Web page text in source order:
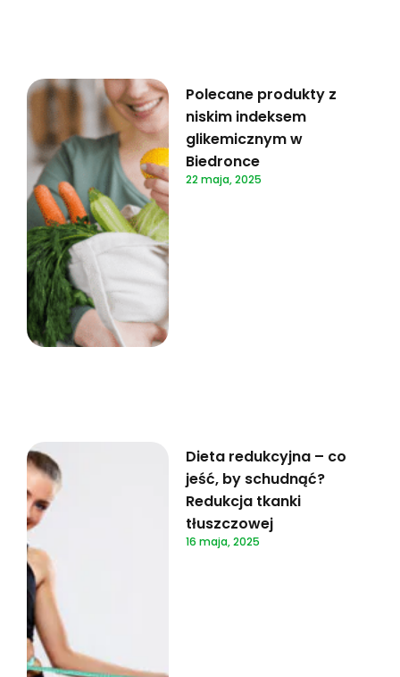
Polecane produkty z
niskim indeksem
glikemicznym w
Biedronce
22 maja, 2025
Dieta redukcyjna – co
jeść, by schudnąć?
Redukcja tkanki
tłuszczowej
16 maja, 2025